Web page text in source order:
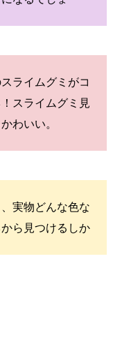
ライムグミがコ
スライムグミ見
わいい。
実物どんな色な
ら見つけるしか